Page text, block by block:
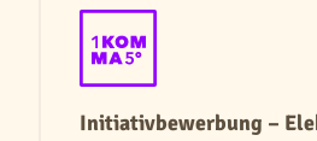
Initiativbewerbung –